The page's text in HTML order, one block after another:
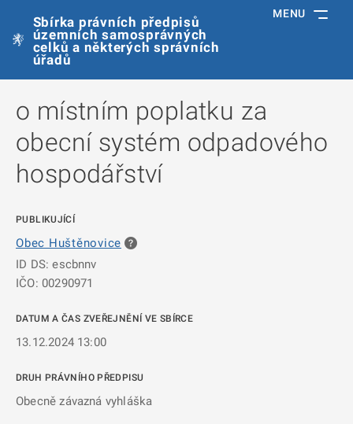
Sbírka právních předpisů
územních samosprávných
celků a některých správních
úřadů
MENU
o místním poplatku za
obecní systém odpadového
hospodářství
PUBLIKUJÍCÍ
Obec Huštěnovice
ID DS: escbnnv
IČO: 00290971
DATUM A ČAS ZVEŘEJNĚNÍ VE SBÍRCE
13.12.2024 13:00
DRUH PRÁVNÍHO PŘEDPISU
Obecně závazná vyhláška